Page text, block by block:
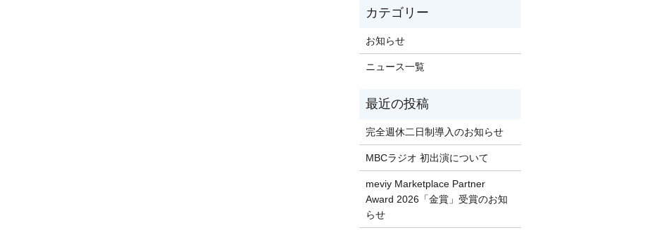
お知らせ
ニュース一覧
完全週休二日制導入のお知らせ
MBCラジオ 初出演について
meviy Marketplace Partner
Award 2026「金賞」受賞のお知
らせ